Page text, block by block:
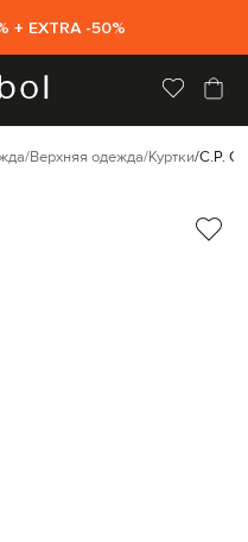
+ EXTRA -50%
Верхняя одежда Куртки C.P.